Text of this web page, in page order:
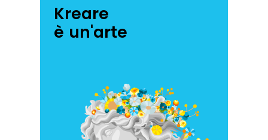
Kreare
è un'arte